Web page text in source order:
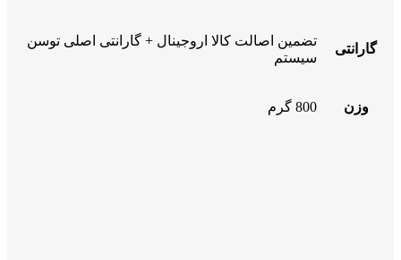
گارانتی
تضمین اصالت کالا اروجینال + گارانتی اصلی توسن
سیستم
وزن 800 گرم